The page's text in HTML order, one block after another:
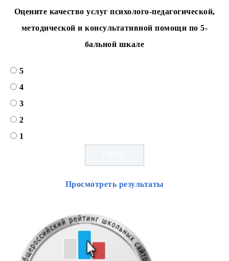
Оцените качество услуг психолого-педагогической,
методической и консультативной помощи по 5-
бальной шкале
5
4
3
2
1
Просмотреть результаты